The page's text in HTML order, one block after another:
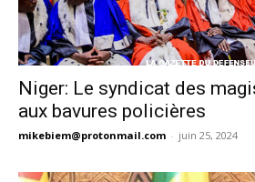
Niger: Le syndicat des
aux bavures policières
mikebiem@protonmail.com - juin 25, 2024